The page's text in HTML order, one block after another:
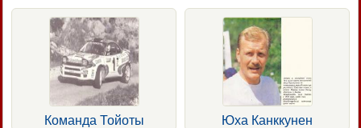
Команда Тойоты Юха Канккунен